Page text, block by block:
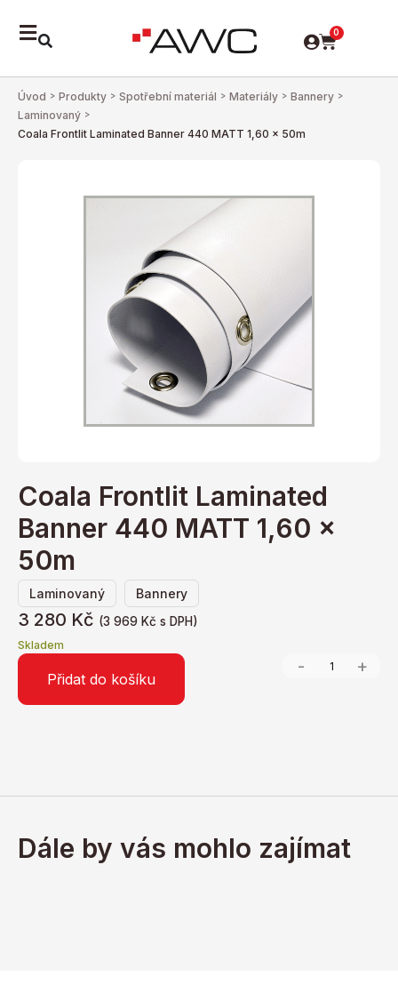
0
Úvod > Produkty > Spotřební materiál > Materiály > Bannery >
Laminovaný >
Coala Frontlit Laminated Banner 440 MATT 1,60 x 50m
Laminovaný Bannery
Coala Frontlit Laminated
Banner 440 MATT 1,60 x
50m
3 280 Kč (3 969 Kč s DPH)
Skladem
- +
Přidat do košíku
Dále by vás mohlo zajímat